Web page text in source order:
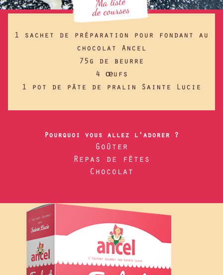
1 sachet de préparation pour fondant au
chocolat Ancel
75g de beurre
4 œufs
1 pot de pâte de pralin Sainte Lucie
Pourquoi vous allez l'adorer ?
Goûter
Repas de fêtes
Chocolat